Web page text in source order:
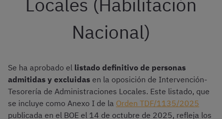
Nacional)
Se ha aprobado el listado definitivo de personas
admitidas y excluidas en la oposición de Intervención-
Tesorería de Administraciones Locales. Este listado, que
se incluye como Anexo I de la Orden TDF/1135/2025
publicada en el BOE el 14 de octubre de 2025, refleja los